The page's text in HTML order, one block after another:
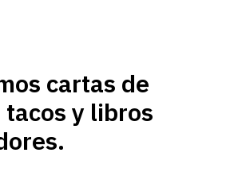
cartas de
y libros